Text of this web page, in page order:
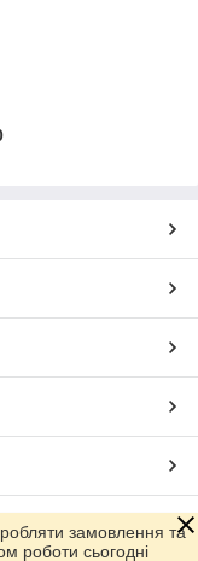
замовлення та
роботи сьогодні